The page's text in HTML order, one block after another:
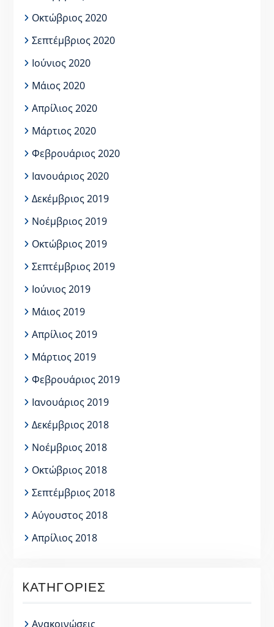
Οκτώβριος 2020
Σεπτέμβριος 2020
Ιούνιος 2020
Μάιος 2020
Απρίλιος 2020
Μάρτιος 2020
Φεβρουάριος 2020
Ιανουάριος 2020
Δεκέμβριος 2019
Νοέμβριος 2019
Οκτώβριος 2019
Σεπτέμβριος 2019
Ιούνιος 2019
Μάιος 2019
Απρίλιος 2019
Μάρτιος 2019
Φεβρουάριος 2019
Ιανουάριος 2019
Δεκέμβριος 2018
Νοέμβριος 2018
Οκτώβριος 2018
Σεπτέμβριος 2018
Αύγουστος 2018
Απρίλιος 2018
KΑΤΗΓΟΡΊΕΣ
Ανακοινώσεις